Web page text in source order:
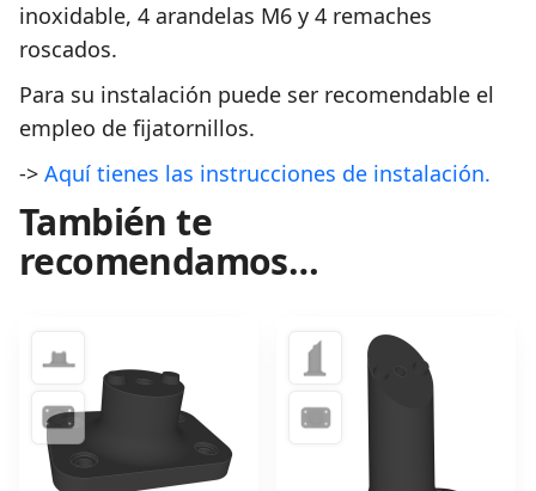
inoxidable, 4 arandelas M6 y 4 remaches
roscados.
Para su instalación puede ser recomendable el
empleo de fijatornillos.
-> Aquí tienes las instrucciones de instalación.
También te
recomendamos…